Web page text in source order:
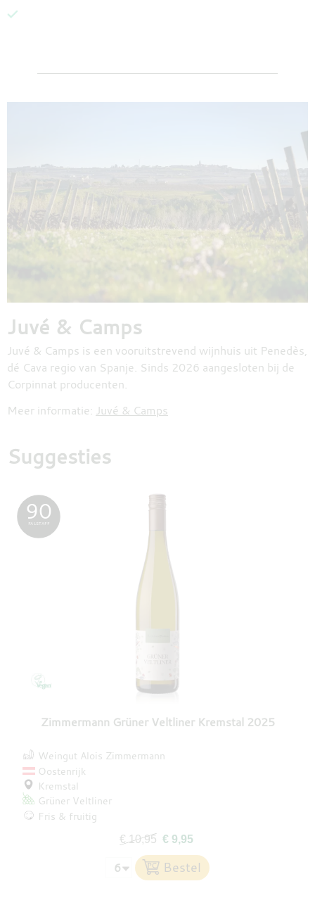
Juvé & Camps
Juvé & Camps is een vooruitstrevend wijnhuis uit Penedès,
dé Cava regio van Spanje. Sinds 2026 aangesloten bij de
Corpinnat producenten.
Meer informatie: Juvé & Camps
Suggesties
Zimmermann Grüner Veltliner Kremstal 2025
90
FALSTAFF
Weingut Alois Zimmermann
Oostenrijk
Kremstal
Grüner Veltliner
Fris & fruitig
€ 10,95 € 9,95